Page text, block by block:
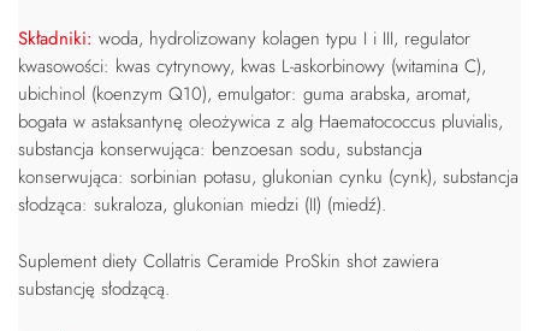
Składniki: woda, hydrolizowany kolagen typu I i III, regulator
kwasowości: kwas cytrynowy, kwas L-askorbinowy (witamina C),
ubichinol (koenzym Q10), emulgator: guma arabska, aromat,
bogata w astaksantynę oleożywica z alg Haematococcus pluvialis,
substancja konserwująca: benzoesan sodu, substancja
konserwująca: sorbinian potasu, glukonian cynku (cynk), substancja
słodząca: sukraloza, glukonian miedzi (II) (miedź).
Suplement diety Collatris Ceramide ProSkin shot zawiera
substancję słodzącą.